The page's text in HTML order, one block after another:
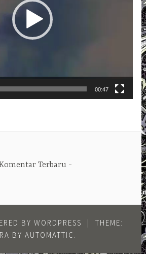
00:47
Terbaru
BY WORDPRESS |
THEME:
BY AUTOMATTIC